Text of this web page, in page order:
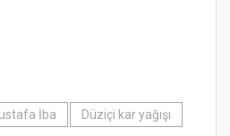
İba Düziçi kar yağışı